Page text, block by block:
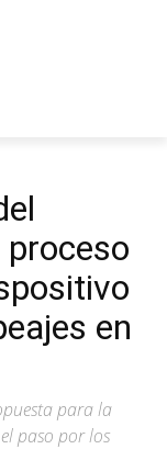
en
para la
paso por los